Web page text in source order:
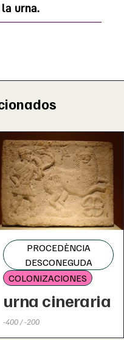
urna.
PROCEDÈNCIA
DESCONEGUDA
COLONIZACIONES
urna cineraria
-400 / -200